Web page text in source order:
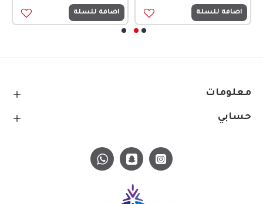
اضافة للسلة اضافة للسلة
معلومات
حسابي